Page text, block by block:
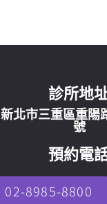
診所地
新北市三重區重陽
號
預約電
02-8985-8800